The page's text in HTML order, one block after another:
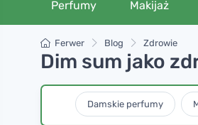
Perfumy Makijaż
Ferwer Blog Zdrowie
Dim sum jako
Damskie perfumy